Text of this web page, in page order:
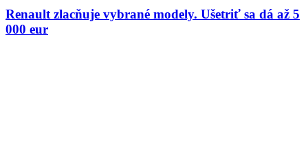
Renault zlacňuje vybrané modely. Ušetriť sa dá až 5
000 eur